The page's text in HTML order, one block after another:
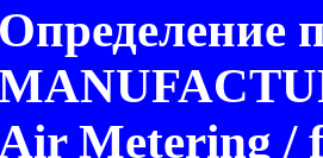
Metering /